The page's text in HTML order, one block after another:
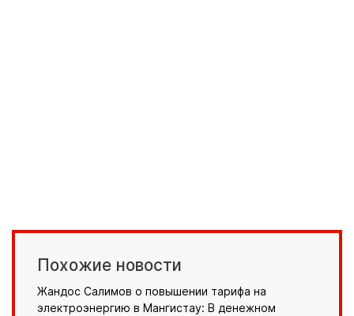
Похожие новости
Жандос Салимов о повышении тарифа на
электроэнергию в Мангистау: В денежном